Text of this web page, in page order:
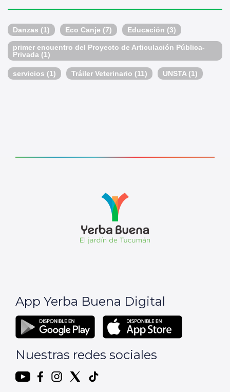
Danzas (1) Eco Canje (7) Educación (3)
primer encuentro del Proyecto de Articulación Pública-
Privada (1)
servicios (1) Tráiler Veterinario (11) UNSTA (1)
App Yerba Buena Digital
Nuestras redes sociales